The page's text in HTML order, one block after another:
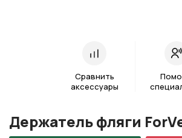
Сравнить
аксессуары
Держатель фляги